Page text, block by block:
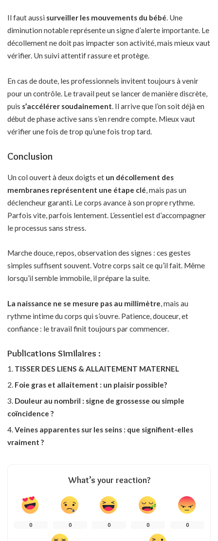
Il faut aussi surveiller les mouvements du bébé. Une
diminution notable représente un signe d’alerte importante. Le
décollement ne doit pas impacter son activité, mais mieux vaut
vérifier. Un suivi attentif rassure et protège.
En cas de doute, les professionnels invitent toujours à venir
pour un contrôle. Le travail peut se lancer de manière discrète,
puis s’accélérer soudainement. Il arrive que l’on soit déjà en
début de phase active sans s’en rendre compte. Mieux vaut
vérifier une fois de trop qu’une fois trop tard.
Conclusion
Un col ouvert à deux doigts et un décollement des
membranes représentent une étape clé , mais pas un
déclencheur garanti. Le corps avance à son propre rythme.
Parfois vite, parfois lentement. L’essentiel est d’accompagner
le processus sans stress.
Marche douce, repos, observation des signes : ces gestes
simples suffisent souvent. Votre corps sait ce qu’il fait. Même
lorsqu’il semble immobile, il prépare la suite.
La naissance ne se mesure pas au millimètre , mais au
rythme intime du corps qui s’ouvre. Patience, douceur, et
confiance : le travail finit toujours par commencer.
Publications Similaires :
TISSER DES LIENS & ALLAITEMENT MATERNEL
Foie gras et allaitement : un plaisir possible?
Douleur au nombril : signe de grossesse ou simple
coïncidence ?
Veines apparentes sur les seins : que signifient-elles
vraiment ?
What’s your reaction?
0 0 0 0 0